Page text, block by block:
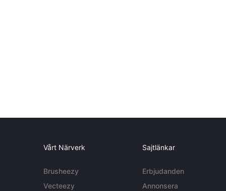
Vårt Närverk
Brusheezy
Vecteezy
Sajtlänkar
Erbjudanden
Annonsera